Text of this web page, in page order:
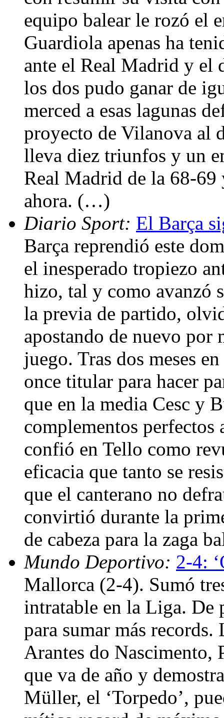
equipo balear le rozó el
Guardiola apenas ha
ante el Real Madrid y el
los dos pudo ganar de
merced a esas lagunas
proyecto de Vilanova al
lleva diez triunfos y un
Real Madrid de la 68-
ahora. (…)
Diario Sport: El Barça
Barça reprendió este
el inesperado tropiezo
hizo, tal y como avanzó
la previa de partido,
apostando de nuevo
juego. Tras dos meses
once titular para hacer
que en la media Cesc y
complementos
confió en Tello como
eficacia que tanto se
que el canterano no
convirtió durante la
de cabeza para la zaga
Mundo Deportivo: 2-4:
Mallorca (2-4). Sumó
intratable en la Liga. De
para sumar más
Arantes do Nascimento,
que va de año y
Müller, el ‘Torpedo’,